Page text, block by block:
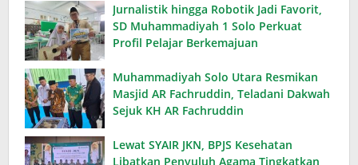
Jurnalistik hingga Robotik Jadi Favorit,
SD Muhammadiyah 1 Solo Perkuat
Profil Pelajar Berkemajuan
Muhammadiyah Solo Utara Resmikan
Masjid AR Fachruddin, Teladani Dakwah
Sejuk KH AR Fachruddin
Lewat SYAIR JKN, BPJS Kesehatan
Libatkan Penyuluh Agama Tingkatkan